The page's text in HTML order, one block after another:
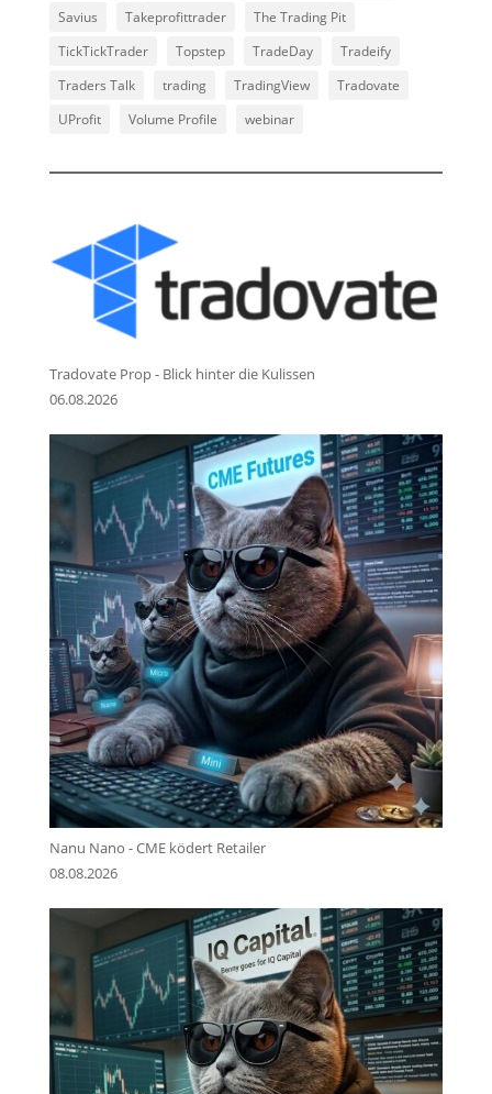
Savius
Takeprofittrader
The Trading Pit
TickTickTrader
Topstep TradeDay
Tradeify
Traders Talk
trading TradingView
Tradovate
UProfit
Volume Profile webinar
Tradovate Prop - Blick hinter die Kulissen
06.08.2026
Nanu Nano - CME ködert Retailer
08.08.2026